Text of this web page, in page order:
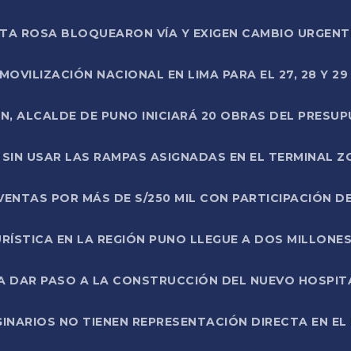
ROSA BLOQUEARON VÍA Y EXIGEN CAMBIO
NACIONAL EN LIMA PARA EL 27, 28 Y 29
ALCALDE DE PUNO INICIARÁ 20 OBRAS DEL
USAR LAS RAMPAS ASIGNADAS EN EL TERMINAL
POR MÁS DE S/250 MIL CON PARTICIPACIÓN
EN LA REGIÓN PUNO LLEGUE A DOS
DAR PASO A LA CONSTRUCCIÓN DEL NUEVO
NO TIENEN REPRESENTACIÓN DIRECTA EN EL